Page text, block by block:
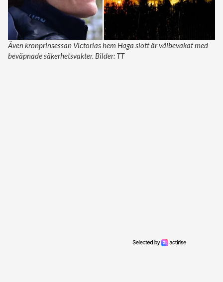
Även kronprinsessan Victorias hem Haga slott är välbevakat med
beväpnade säkerhetsvakter. Bilder: TT